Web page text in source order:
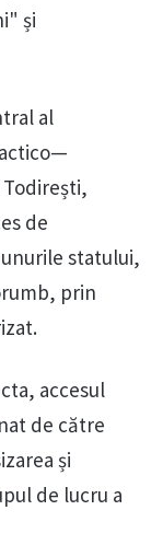
și
al
de
statului,
prin
accesul
de către
și
de lucru a